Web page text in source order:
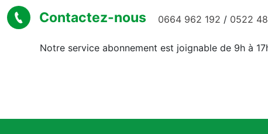
Contactez-nous 0664 962 192 / 0522
Notre service abonnement est joignable de 9h à